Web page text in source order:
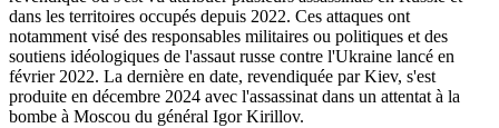
dans les territoires occupés depuis 2022. Ces attaques ont
notamment visé des responsables militaires ou politiques et des
soutiens idéologiques de l'assaut russe contre l'Ukraine lancé en
février 2022. La dernière en date, revendiquée par Kiev, s'est
produite en décembre 2024 avec l'assassinat dans un attentat à la
bombe à Moscou du général Igor Kirillov.